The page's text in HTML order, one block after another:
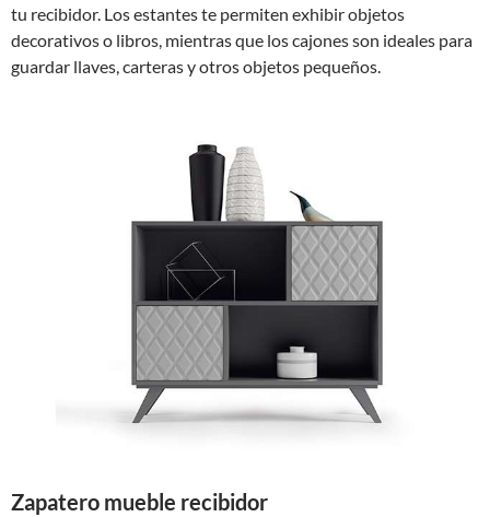
tu recibidor. Los estantes te permiten exhibir objetos
decorativos o libros, mientras que los cajones son ideales para
guardar llaves, carteras y otros objetos pequeños.
Zapatero mueble recibidor